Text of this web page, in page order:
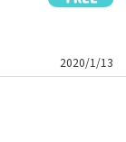
2020/1/13